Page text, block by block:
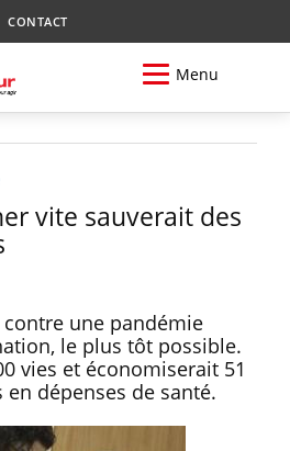
CONTACT
Menu
vite sauverait des
une pandémie
le plus tôt possible.
vies et économiserait 51
dépenses de santé.